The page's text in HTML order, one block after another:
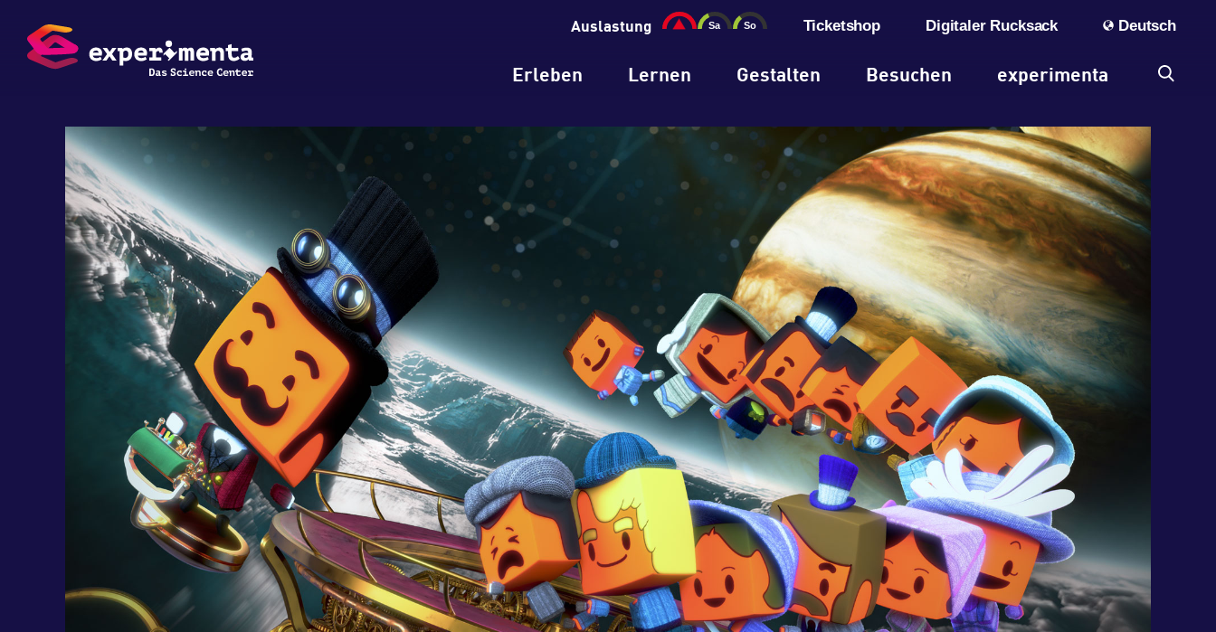
Auslastung Ticketshop Digitaler Rucksack Deutsch
Erleben Lernen Gestalten Besuchen experimenta